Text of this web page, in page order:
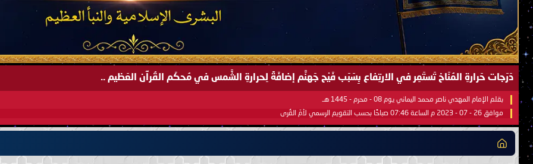
دَرَجات حَرارةِ المُنَاخ تَستَمِر في الارتِفاع بِسَبَب فَيْح جَهنَّم إضافَةً لِحرارةِ الشَّمس في مُحكَم القُرآن العَظيم ..
بقلم الإمام المهدي ناصر محمد اليماني يوم 08 - محرم - 1445 هـ
موافق 26 - 07 - 2023 م الساعة 07:46 صباحًا بحسب التقويم الرسمي لأمّ القُرى